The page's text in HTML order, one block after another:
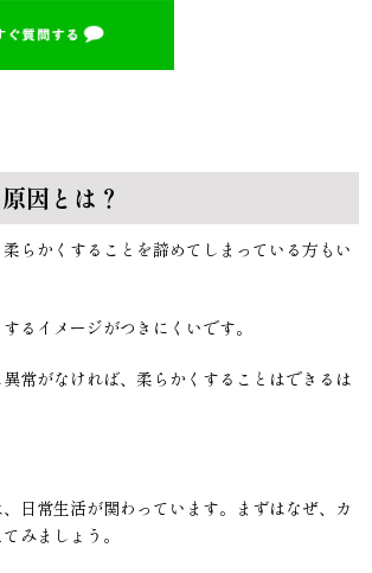
因とは？
柔らかくすることを諦めてしまっている方もい
るイメージがつきにくいです。
常がなければ、柔らかくすることはできるは
日常生活が関わっています。まずはなぜ、カ
みましょう。